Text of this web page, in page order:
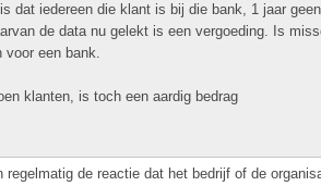
dat iedereen die klant is bij die bank, 1 jaar
de data nu gelekt is een vergoeding. Is
voor een bank.
klanten, is toch een aardig bedrag
regelmatig de reactie dat het bedrijf of de